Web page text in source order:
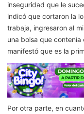
inseguridad que le
indicó que cortaron la
trabaja, ingresaron al
una bolsa que
manifestó que es la
Por otra parte, en